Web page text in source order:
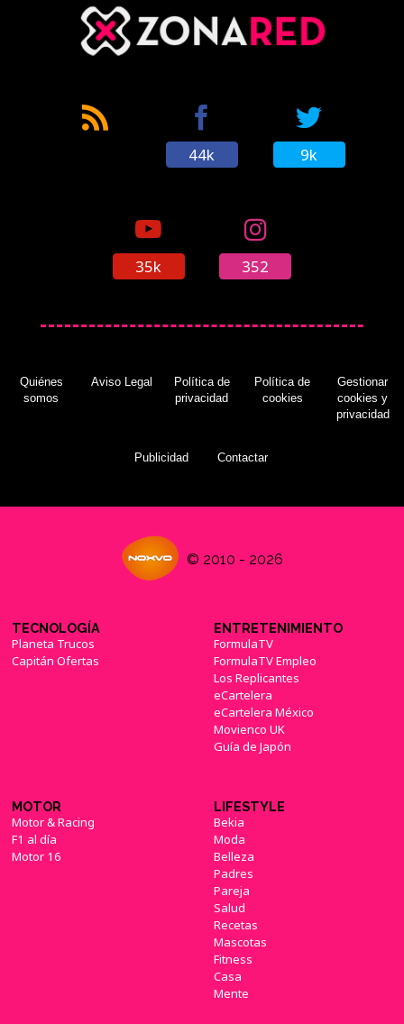
44k 9k
35k 352
Quiénes
somos
Aviso Legal
Política de
privacidad
Política de
cookies
Gestionar
cookies y
privacidad
Publicidad Contactar
© 2010 - 2026
TECNOLOGÍA
Planeta Trucos
Capitán Ofertas
ENTRETENIMIENTO
FormulaTV
FormulaTV Empleo
Los Replicantes
eCartelera
eCartelera México
Movienco UK
Guía de Japón
MOTOR
Motor & Racing
F1 al día
Motor 16
LIFESTYLE
Bekia
Moda
Belleza
Padres
Pareja
Salud
Recetas
Mascotas
Fitness
Casa
Mente